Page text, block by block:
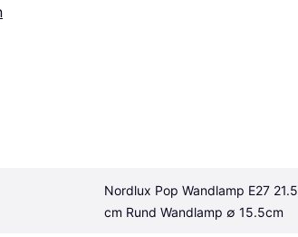
Nordlux Pop Wandlamp E27 21.5
cm Rund Wandlamp ∅ 15.5cm